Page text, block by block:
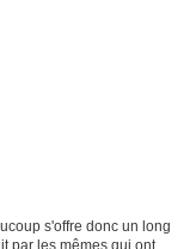
s'offre donc un long
par les mêmes qui ont